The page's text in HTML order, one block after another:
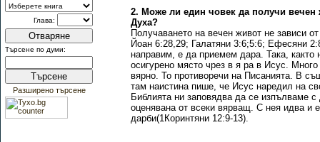
Глава:
Отваряне
Търсене по думи:
Търсене
Разширено търсене
2. Може ли един човек да получи
Духа?
Получаването на вечен живот не зависи
Йоан 6:28,29; Галатяни 3:6;5:6; Ефесяни
направим, е да приемем дара. Така, както
осигурено място чрез в я ра в Исус.
вярно. То противоречи на Писанията. В
там наистина пише, че Исус наредил на
Библията ни заповядва да се изпълваме
оценявана от всеки вярващ. С нея идва и
дарби(1Коринтяни 12:9-13).